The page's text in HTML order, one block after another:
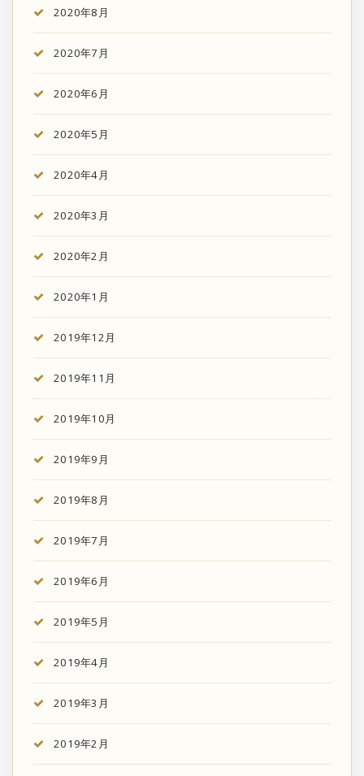
2020年8月
2020年7月
2020年6月
2020年5月
2020年4月
2020年3月
2020年2月
2020年1月
2019年12月
2019年11月
2019年10月
2019年9月
2019年8月
2019年7月
2019年6月
2019年5月
2019年4月
2019年3月
2019年2月